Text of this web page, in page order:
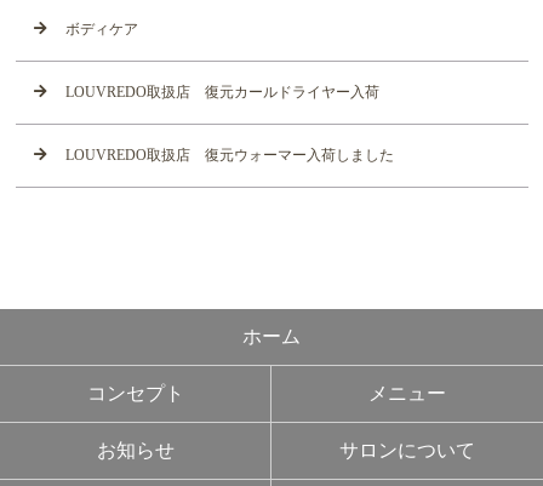
ボディケア
LOUVREDO取扱店 復元カールドライヤー入荷
LOUVREDO取扱店 復元ウォーマー入荷しました
ホーム
コンセプト メニュー
お知らせ サロンについて